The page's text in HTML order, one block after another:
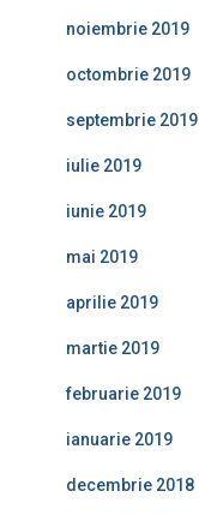
noiembrie 2019
octombrie 2019
septembrie 2019
iulie 2019
iunie 2019
mai 2019
aprilie 2019
martie 2019
februarie 2019
ianuarie 2019
decembrie 2018